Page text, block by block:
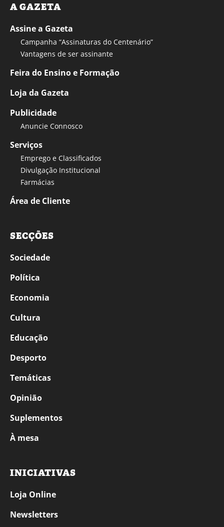
A GAZETA
Assine a Gazeta
Campanha “Assinaturas do Centenário”
Vantagens de ser assinante
Feira do Ensino e Formação
Loja da Gazeta
Publicidade
Anuncie Connosco
Serviços
Emprego e Classificados
Divulgação Institucional
Farmácias
Área de Cliente
SECÇÕES
Sociedade
Política
Economia
Cultura
Educação
Desporto
Temáticas
Opinião
Suplementos
À mesa
INICIATIVAS
Loja Online
Newsletters